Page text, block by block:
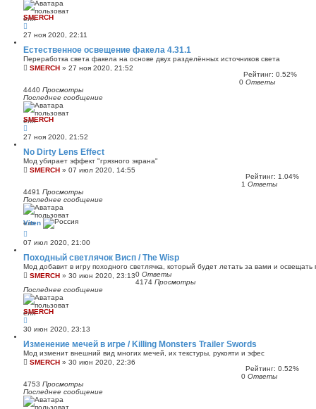
SMERCH
27 ноя 2020, 22:11
Естественное освещение факела 4.31.1
Переработка света факела на основе двух разделённых источников света
SMERCH » 27 ноя 2020, 21:52
Рейтинг: 0.52%
0 Ответы
4440 Просмотры
Последнее сообщение
SMERCH
27 ноя 2020, 21:52
No Dirty Lens Effect
Мод убирает эффект "грязного экрана"
SMERCH » 07 июл 2020, 14:55
Рейтинг: 1.04%
1 Ответы
4491 Просмотры
Последнее сообщение
Viten
07 июл 2020, 21:00
Походный светлячок Висп / The Wisp
Мод добавит в игру походного светлячка, который будет летать за вами и освещать
SMERCH » 30 июн 2020, 23:130 Ответы
4174 Просмотры
Последнее сообщение
SMERCH
30 июн 2020, 23:13
Изменение мечей в игре / Killing Monsters Trailer Swords
Мод изменит внешний вид многих мечей, их текстуры, рукояти и эфес
SMERCH » 30 июн 2020, 22:36
Рейтинг: 0.52%
0 Ответы
4753 Просмотры
Последнее сообщение